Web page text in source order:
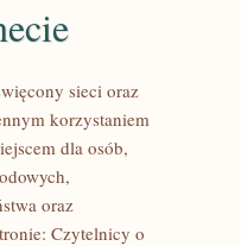
sieci oraz
korzystaniem
dla osób,
oraz
Czytelnicy o